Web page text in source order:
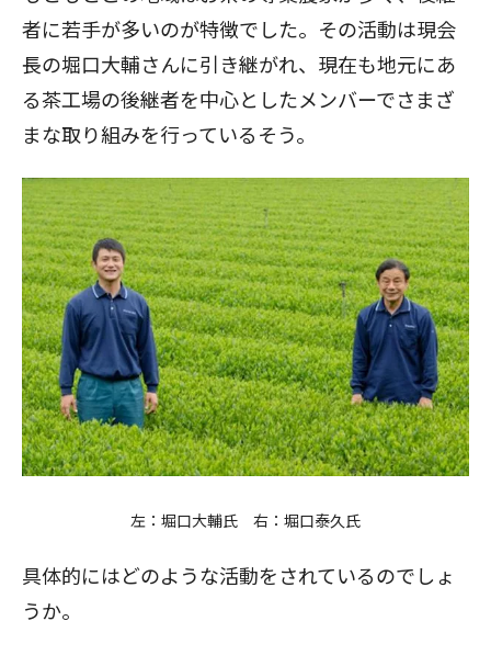
者に若手が多いのが特徴でした。その活動は現会
長の堀口大輔さんに引き継がれ、現在も地元にあ
る茶工場の後継者を中心としたメンバーでさまざ
まな取り組みを行っているそう。
左：堀口大輔氏 右：堀口泰久氏
具体的にはどのような活動をされているのでしょ
うか。